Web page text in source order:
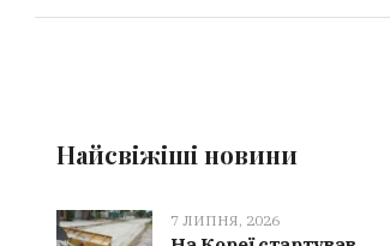
Найсвіжіші новини
7 ЛИПНЯ, 2026